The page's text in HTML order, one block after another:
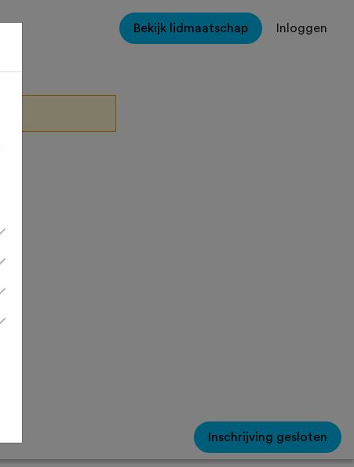
Bekijk lidmaatschap Inloggen
Inschrijving gesloten